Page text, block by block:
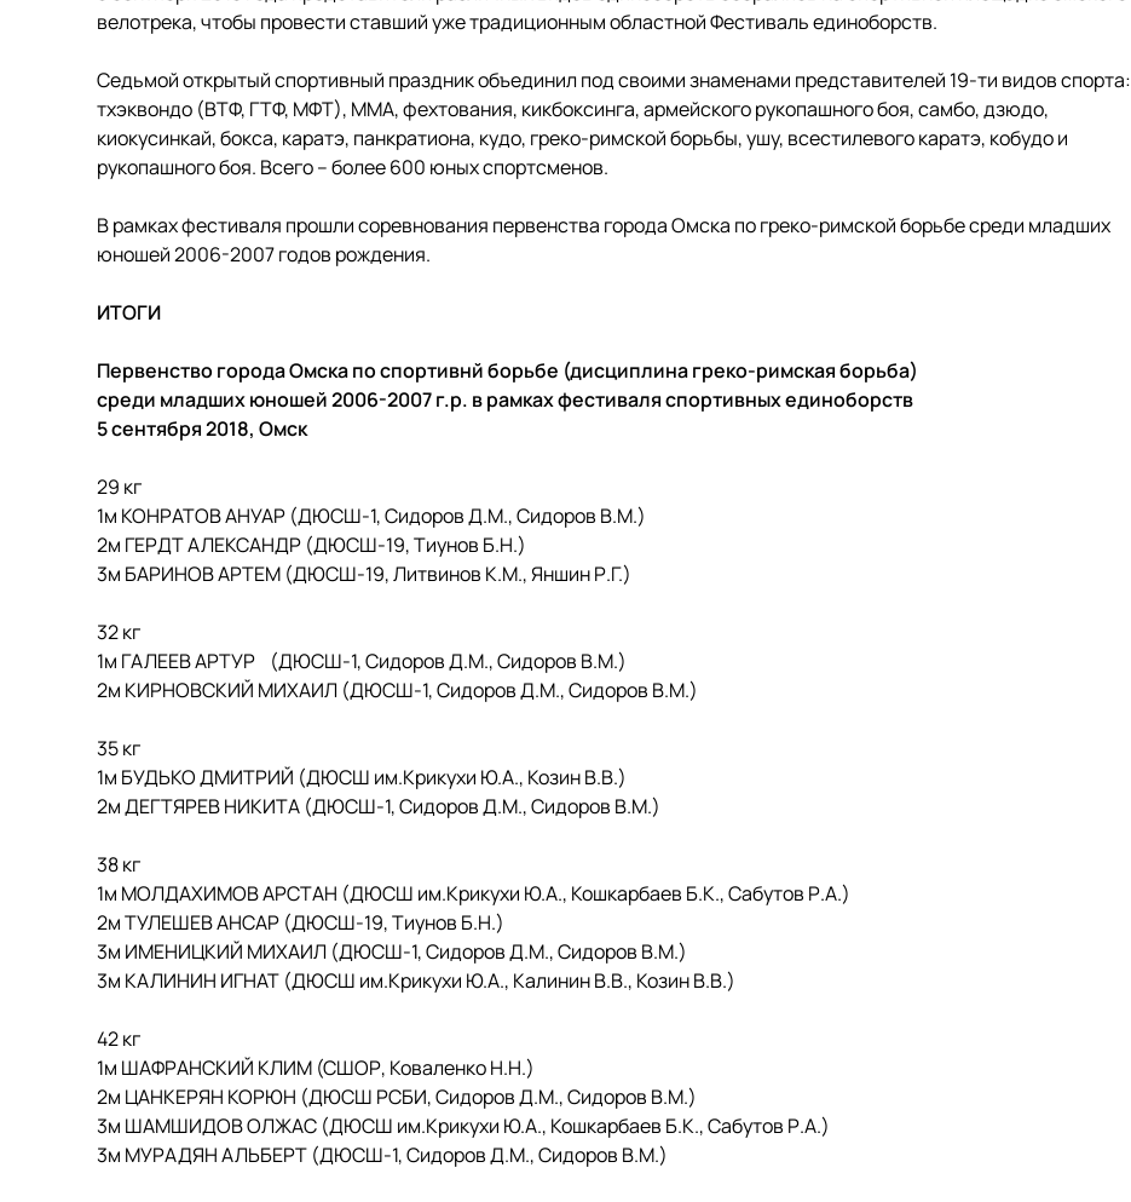
велотрека, чтобы провести ставший уже традиционным областной Фестиваль единоборств.
Седьмой открытый спортивный праздник объединил под своими знаменами представителей 19-ти видов спорта:
тхэквондо (ВТФ, ГТФ, МФТ), ММА, фехтования, кикбоксинга, армейского рукопашного боя, самбо, дзюдо,
киокусинкай, бокса, каратэ, панкратиона, кудо, греко-римской борьбы, ушу, всестилевого каратэ, кобудо и
рукопашного боя. Всего – более 600 юных спортсменов.
В рамках фестиваля прошли соревнования первенства города Омска по греко-римской борьбе среди младших
юношей 2006-2007 годов рождения.
ИТОГИ
Первенство города Омска по спортивнй борьбе (дисциплина греко-римская борьба)
среди младших юношей 2006-2007 г.р. в рамках фестиваля спортивных единоборств
5 сентября 2018, Омск
29 кг
1м КОНРАТОВ АНУАР (ДЮСШ-1, Сидоров Д.М., Сидоров В.М.)
2м ГЕРДТ АЛЕКСАНДР (ДЮСШ-19, Тиунов Б.Н.)
3м БАРИНОВ АРТЕМ (ДЮСШ-19, Литвинов К.М., Яншин Р.Г.)
32 кг
1м ГАЛЕЕВ АРТУР (ДЮСШ-1, Сидоров Д.М., Сидоров В.М.)
2м КИРНОВСКИЙ МИХАИЛ (ДЮСШ-1, Сидоров Д.М., Сидоров В.М.)
35 кг
1м БУДЬКО ДМИТРИЙ (ДЮСШ им.Крикухи Ю.А., Козин В.В.)
2м ДЕГТЯРЕВ НИКИТА (ДЮСШ-1, Сидоров Д.М., Сидоров В.М.)
38 кг
1м МОЛДАХИМОВ АРСТАН (ДЮСШ им.Крикухи Ю.А., Кошкарбаев Б.К., Сабутов Р.А.)
2м ТУЛЕШЕВ АНСАР (ДЮСШ-19, Тиунов Б.Н.)
3м ИМЕНИЦКИЙ МИХАИЛ (ДЮСШ-1, Сидоров Д.М., Сидоров В.М.)
3м КАЛИНИН ИГНАТ (ДЮСШ им.Крикухи Ю.А., Калинин В.В., Козин В.В.)
42 кг
1м ШАФРАНСКИЙ КЛИМ (СШОР, Коваленко Н.Н.)
2м ЦАНКЕРЯН КОРЮН (ДЮСШ РСБИ, Сидоров Д.М., Сидоров В.М.)
3м ШАМШИДОВ ОЛЖАС (ДЮСШ им.Крикухи Ю.А., Кошкарбаев Б.К., Сабутов Р.А.)
3м МУРАДЯН АЛЬБЕРТ (ДЮСШ-1, Сидоров Д.М., Сидоров В.М.)